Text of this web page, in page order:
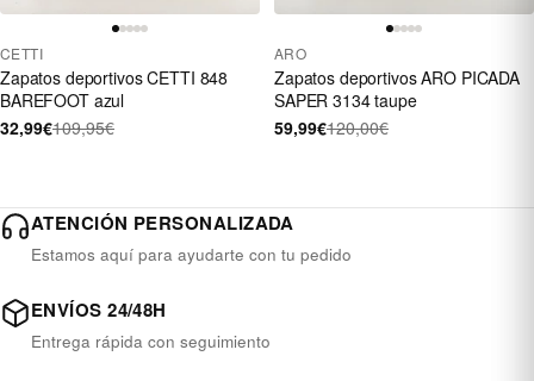
CETTI
Zapatos deportivos CETTI 848
BAREFOOT azul
32,99€109,95€
ARO
Zapatos deportivos ARO PICADA
SAPER 3134 taupe
59,99€120,00€
ATENCIÓN PERSONALIZADA
Estamos aquí para ayudarte con tu pedido
ENVÍOS 24/48H
Entrega rápida con seguimiento